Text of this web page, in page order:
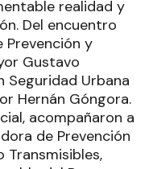
realidad y
Del encuentro
y
Gustavo
Seguridad Urbana
Hernán Góngora.
acompañaron a
de Prevención
Transmisibles,